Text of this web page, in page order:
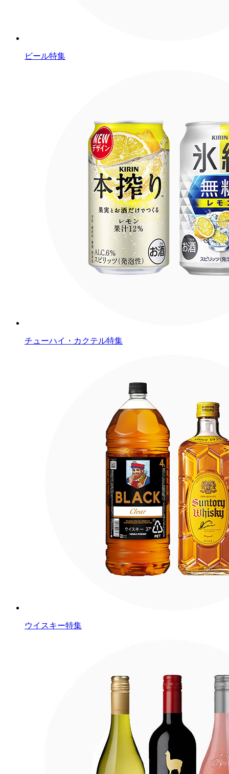
ビール特集
チューハイ・カクテル特集
ウイスキー特集